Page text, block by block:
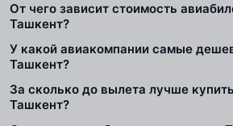
От чего зависит стоимость
Ташкент?
У какой авиакомпании самые
Ташкент?
За сколько до вылета лучше
Ташкент?